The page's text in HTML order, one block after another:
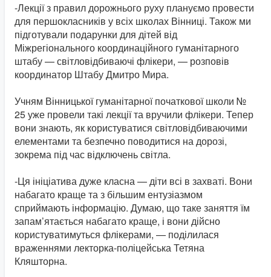
-Лекції з правил дорожнього руху плануємо провести
для першокласників у всіх школах Вінниці. Також ми
підготували подарунки для дітей від
Міжрегіонального координаційного гуманітарного
штабу — світловідбиваючі флікери, — розповів
координатор Штабу Дмитро Мира.
Учням Вінницької гуманітарної початкової школи №
25 уже провели такі лекції та вручили флікери. Тепер
вони знають, як користуватися світловідбиваючими
елементами та безпечно поводитися на дорозі,
зокрема під час відключень світла.
-Ця ініціатива дуже класна — діти всі в захваті. Вони
набагато краще та з більшим ентузіазмом
сприймають інформацію. Думаю, що таке заняття їм
запам’ятається набагато краще, і вони дійсно
користуватимуться флікерами, — поділилася
враженнями лекторка-поліцейська Тетяна
Кляшторна.